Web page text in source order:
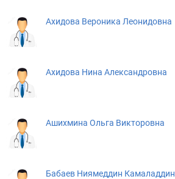
Ахидова Вероника Леонидовна
Ахидова Нина Александровна
Ашихмина Ольга Викторовна
Бабаев Ниямеддин Камаладдин